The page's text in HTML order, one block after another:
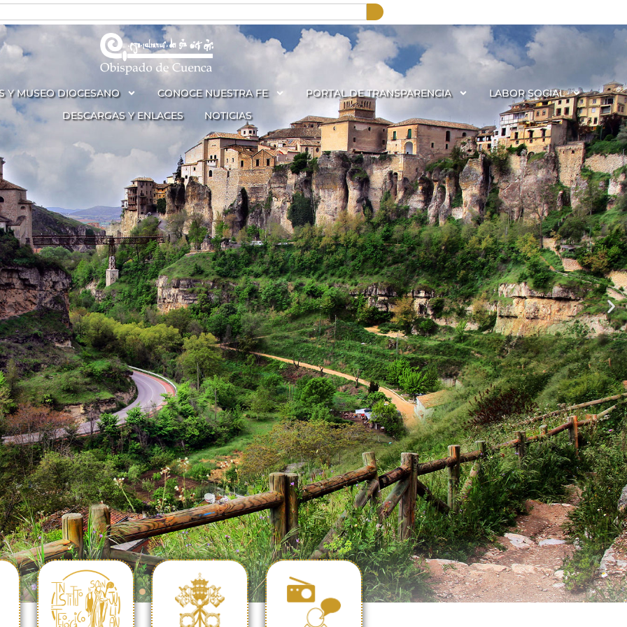
Y MUSEO DIOCESANO CONOCE NUESTRA FE PORTAL DE TRANSPARENCIA
LABOR SOCIAL
DESCARGAS Y ENLACES
NOTICIAS
INSTITUTO
TEOLÓGICO
SAN JULIÁN
SANTA
SEDE
PORTAL DE
COMUNICACIÓN